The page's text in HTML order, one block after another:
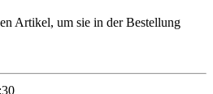
Artikel, um sie in der Bestellung